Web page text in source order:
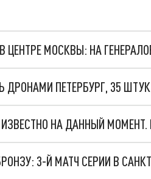
ЦЕНТРЕ МОСКВЫ: НА
ДРОНАМИ ПЕТЕРБУРГ, 35
ИЗВЕСТНО НА ДАННЫЙ
3-Й МАТЧ СЕРИИ В